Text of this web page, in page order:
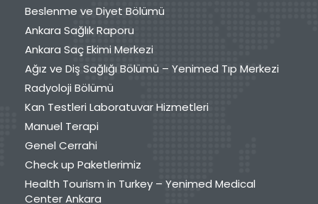
Beslenme ve Diyet Bölümü
Ankara Sağlık Raporu
Ankara Saç Ekimi Merkezi
Ağız ve Diş Sağlığı Bölümü – Yenimed Tıp Merkezi
Radyoloji Bölümü
Kan Testleri Laboratuvar Hizmetleri
Manuel Terapi
Genel Cerrahi
Check up Paketlerimiz
Health Tourism in Turkey – Yenimed Medical
Center Ankara